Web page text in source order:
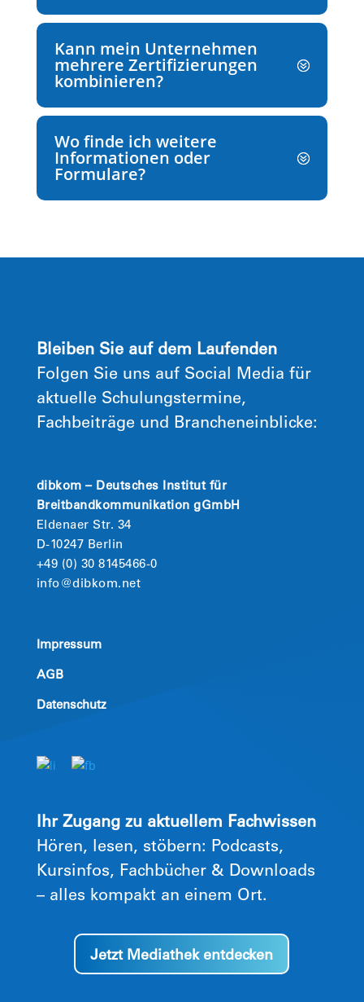
Kann mein Unternehmen
mehrere Zertifizierungen
kombinieren?
Wo finde ich weitere
Informationen oder
Formulare?
Bleiben Sie auf dem Laufenden
Folgen Sie uns auf Social Media für
aktuelle Schulungstermine,
Fachbeiträge und Brancheneinblicke:
dibkom – Deutsches Institut für
Breitbandkommunikation gGmbH
Eldenaer Str. 34
D-10247 Berlin
+49 (0) 30 8145466-0
info@dibkom.net
Impressum
AGB
Datenschutz
Ihr Zugang zu aktuellem Fachwissen
Hören, lesen, stöbern: Podcasts,
Kursinfos, Fachbücher & Downloads
– alles kompakt an einem Ort.
Jetzt Mediathek entdecken